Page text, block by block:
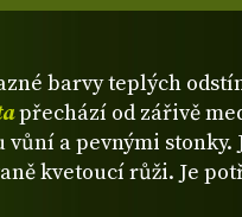
barvy teplých
přechází od zářivě
a pevnými stonky.
kvetoucí růži. Je